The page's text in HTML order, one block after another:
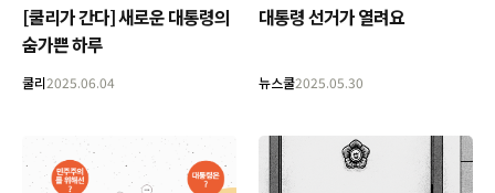
[쿨리가 간다] 새로운 대통령의
숨가쁜 하루
쿨리2025.06.04
대통령 선거가 열려요
뉴스쿨2025.05.30